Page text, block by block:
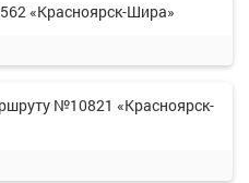
«Красноярск-Шира»
№10821 «Красноярск-